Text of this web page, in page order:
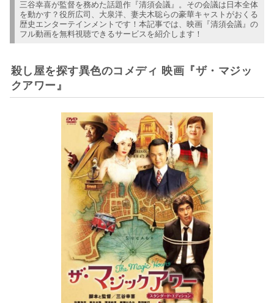
三谷幸喜が監督を務めた話題作『清須会議』。その会議は日本全体
を動かす？役所広司、大泉洋、妻夫木聡らの豪華キャストがおくる
歴史エンターテインメントです！本記事では、映画『清須会議』の
フル動画を無料視聴できるサービスを紹介します！
殺し屋を探す異色のコメディ 映画『ザ・マジッ
クアワー』